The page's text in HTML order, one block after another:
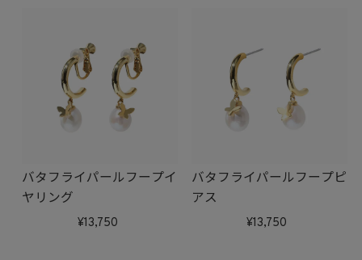
バタフライパールフープイ
ヤリング
13,750
バタフライパールフープピ
アス
13,750